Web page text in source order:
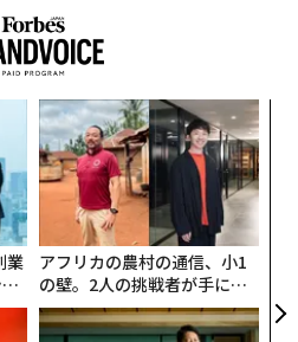
宙計画と、NASA予算削減で抹消される
の大半をもたらした可能性
発見、生命存在の可能性も 利用には大
存在」か、JWSTで証拠発見
ェッブ宇宙望遠鏡/JWST 水/H2O
のフロンティア
ト（以下、スチュワート）：
。私はTax Notes Today Inter
・スチュワートだ。今週のテ
のフロンティアである。
業
え
アフリカの農村の通信、小1
の壁。2人の挑戦者が手にし
た「次なる武器」